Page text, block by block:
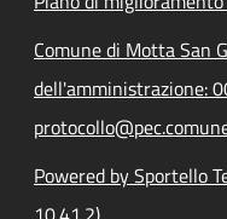
Comune di Motta San
dell'amministrazione:
Powered by Sportello